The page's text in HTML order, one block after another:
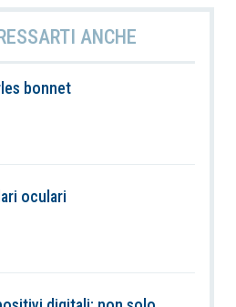
ANCHE
bonnet
oculari